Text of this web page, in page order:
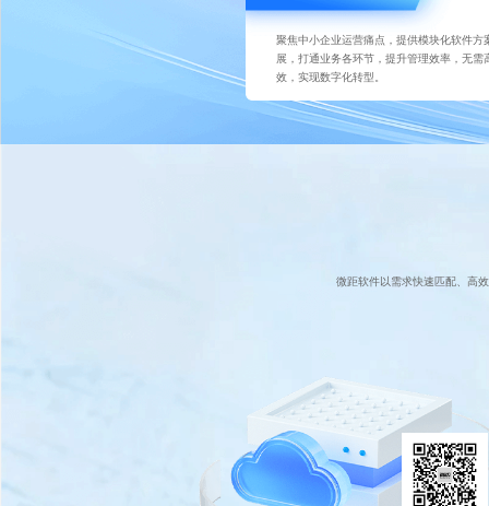
聚焦中小企业运营痛点，提供模块化软件方
展，打通业务各环节，提升管理效率，无需
效，实现数字化转型。
微距软件以需求快速匹配、高